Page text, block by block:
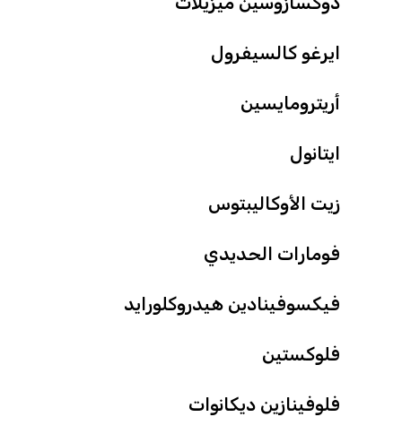
ايرغو كالسيفرول
أريترومايسين
ايتانول
زيت الأوكاليبتوس
فومارات الحديدي
فيكسوفينادين هيدروكلورايد
فلوكستين
فلوفينازين ديكانوات